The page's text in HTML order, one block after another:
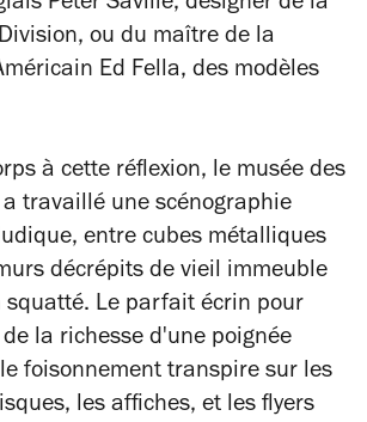
Peter Saville, designer de la
ou du maître de la
Ed Fella, des modèles
à cette réflexion, le musée des
travaillé une scénographie
entre cubes métalliques
décrépits de vieil immeuble
squatté. Le parfait écrin pour
la richesse d'une poignée
foisonnement transpire sur les
les affiches, et les flyers